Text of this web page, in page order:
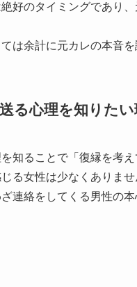
好のタイミングであり
は余計に元カレの本音
る心理を知りたい
知ることで「復縁を考
る女性は少なくありませ
連絡をしてくる男性の